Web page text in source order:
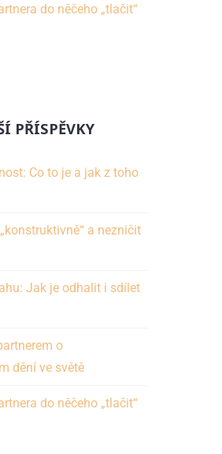
do něčeho „tlačit“
PŘÍSPĚVKY
Co to je a jak z toho
a nezničit
Jak je odhalit i sdílet
o
dění ve světě
do něčeho „tlačit“